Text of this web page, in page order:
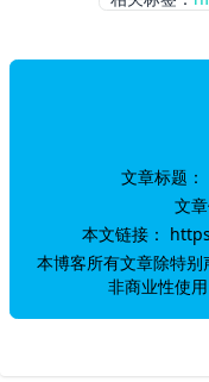
文章标题：
文
本文链接：
本博客所有文章除特
非商业性使